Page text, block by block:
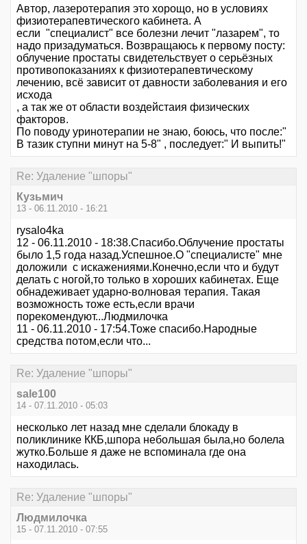
Автор, лазеротерапия это хорощо, но в условиях
физиотерапевтического кабинета. А
если "специалист" все болезни лечит "лазарем", то
надо призадуматься. Возвращаюсь к первому посту:
облучение простаты свидетельствует о серьёзных
противопоказаниях к физиотерапевтическому
лечению, всё зависит от давности заболевания и его
исхода
, а так же от области воздейстаия физических
факторов.
По поводу уринотерапии не знаю, боюсь, что после:"
В тазик ступни минут на 5-8" , последует:" И выпить!"
Re: Удаление "шпоры"
Кузьмич
13 - 06.11.2010 - 16:21
rysalo4ka
12 - 06.11.2010 - 18:38.Спасибо.Облучение простаты
было 1,5 года назад.Успешное.О "специалисте" мне
доложили с искажениями.Конечно,если что и будут
делать с ногой,то только в хороших кабинетах. Еще
обнадеживает ударно-волновая терапия. Такая
возможность тоже есть,если врачи
порекомендуют...Людмилочка
11 - 06.11.2010 - 17:54.Тоже спасибо.Народные
средства потом,если что...
Re: Удаление "шпоры"
sale100
14 - 07.11.2010 - 05:03
несколько лет назад мне сделали блокаду в
поликлинике ККБ,шпора небольшая была,но болела
жутко.Больше я даже не вспоминала где она
находилась.
Re: Удаление "шпоры"
Людмилочка
15 - 07.11.2010 - 07:55